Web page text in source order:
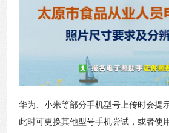
华为、小米等部分手机型号上传时会提
此时可更换其他型号手机尝试，或者使